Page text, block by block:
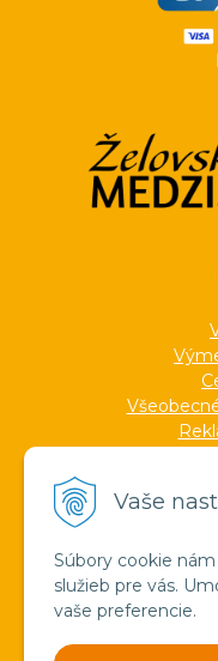
Vaše
Súbory cookie
služieb pre vás.
vaše preferencie.